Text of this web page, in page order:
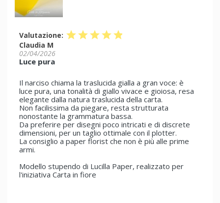
Valutazione: starstarstarstarstar
Claudia M
02/04/2026
Luce pura
Il narciso chiama la traslucida gialla a gran voce: è
luce pura, una tonalità di giallo vivace e gioiosa, resa
elegante dalla natura traslucida della carta.
Non facilissima da piegare, resta strutturata
nonostante la grammatura bassa.
Da preferire per disegni poco intricati e di discrete
dimensioni, per un taglio ottimale con il plotter.
La consiglio a paper florist che non è più alle prime
armi.
Modello stupendo di Lucilla Paper, realizzato per
l'iniziativa Carta in fiore